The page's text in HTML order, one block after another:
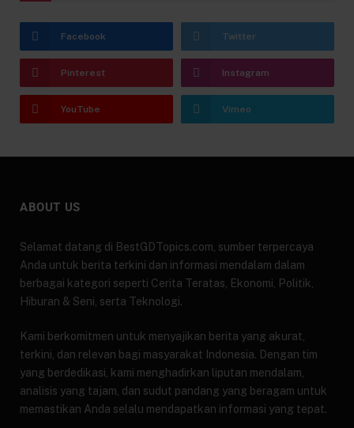
Facebook Twitter
Pinterest Instagram
YouTube Vimeo
ABOUT US
Selamat datang di BestGDTopics.com, sumber terpercaya
Anda untuk berita terkini dan informasi mendalam dalam
berbagai kategori seperti Cerita Teratas, Ekonomi, Politik,
Hiburan & Seni, serta Teknologi.
Kami berkomitmen untuk menyajikan berita yang akurat,
terkini, dan relevan bagi masyarakat Indonesia. Dengan tim
yang berdedikasi, kami menghadirkan liputan mendalam,
analisis yang tajam, dan sudut pandang yang beragam untuk
memastikan Anda selalu mendapatkan informasi yang tepat.